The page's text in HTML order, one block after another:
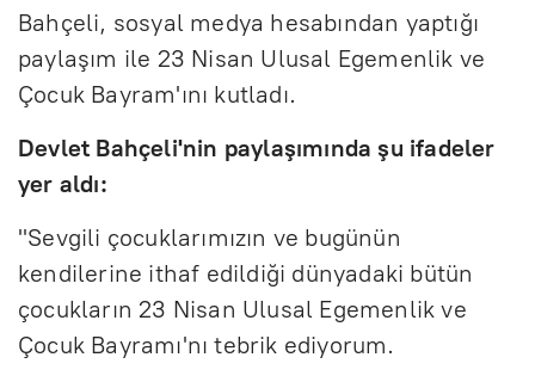
Bahçeli, sosyal medya hesabından yaptığı
paylaşım ile 23 Nisan Ulusal Egemenlik ve
Çocuk Bayram'ını kutladı.
Devlet Bahçeli'nin paylaşımında şu ifadeler
yer aldı:
"Sevgili çocuklarımızın ve bugünün
kendilerine ithaf edildiği dünyadaki bütün
çocukların 23 Nisan Ulusal Egemenlik ve
Çocuk Bayramı'nı tebrik ediyorum.